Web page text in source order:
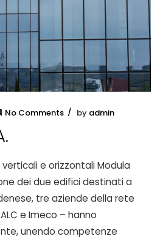
No Comments by admin
e orizzontali Modula
dei due edifici destinati a
tre aziende della rete
e Imeco – hanno
unendo competenze